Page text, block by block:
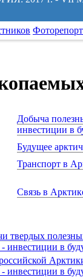
Добыча
инвестиции в
Будущее
Транспорт в
Связь в
твердых
инвестиции в
инвестиции в